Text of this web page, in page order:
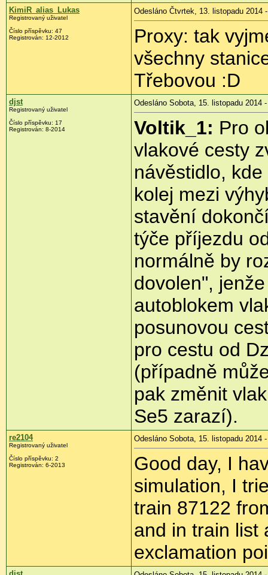
KimiR_alias_Lukas
Registrovaný uživatel
Číslo příspěvku: 47
Registrován: 12-2012
Odesláno Čtvrtek, 13. listopadu 2014
Proxy: tak
všechny
Třebovou :D
djst
Registrovaný uživatel
Číslo příspěvku: 17
Registrován: 8-2014
Odesláno Sobota, 15. listopadu 2014
Voltik_1: Pro
vlakové cesty
návěstidlo,
kolej mezi
stavění
týče příjezdu
normálně by
dovolen",
autoblokem
posunovou
pro cestu od
(případně
pak změnit
Se5 zarazí).
re2104
Registrovaný uživatel
Číslo příspěvku: 2
Registrován: 6-2013
Odesláno Sobota, 15. listopadu 2014
Good day, I
simulation, I
train 87122
and in train list
exclamation